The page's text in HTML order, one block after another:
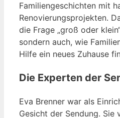
Familiengeschichten mit
Renovierungsprojekten.
die Frage „groß oder
sondern auch, wie
Hilfe ein neues Zuhause
Die Experten der
Eva Brenner war als
Gesicht der Sendung. Sie